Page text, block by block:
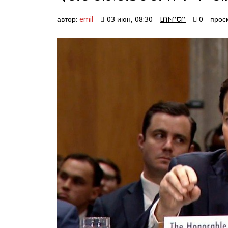
автор: emil 03 июн, 08:30 ԼՈՒՐԵՐ 0